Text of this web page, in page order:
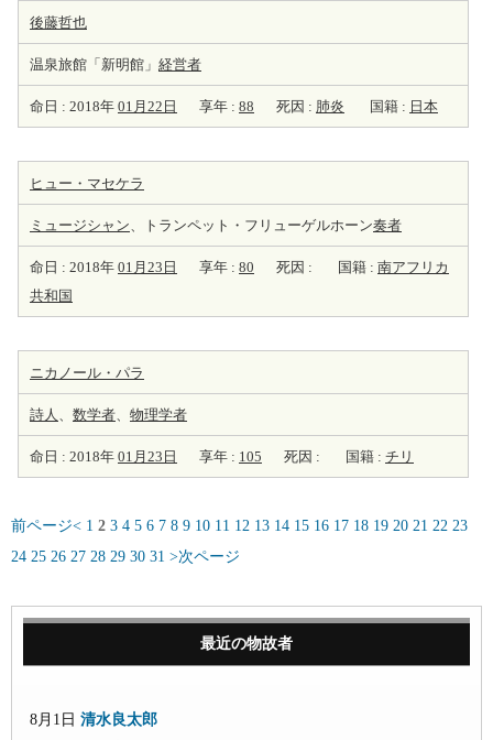
後藤哲也
温泉旅館「新明館」 経営者
命日 : 2018年 01月22日 享年 : 88 死因 : 肺炎 国籍 : 日本
ヒュー・マセケラ
ミュージシャン、トランペット・フリューゲルホーン奏者
命日 : 2018年 01月23日 享年 : 80 死因 : 国籍 : 南アフリカ
共和国
ニカノール・パラ
詩人 、 数学者、 物理学者
命日 : 2018年 01月23日 享年 : 105 死因 : 国籍 : チリ
前ページ< 1 2 3 4 5 6 7 8 9 10 11 12 13 14 15 16 17 18 19 20 21 22 23
24 25 26 27 28 29 30 31 >次ページ
最近の物故者
8月1日 清水良太郎